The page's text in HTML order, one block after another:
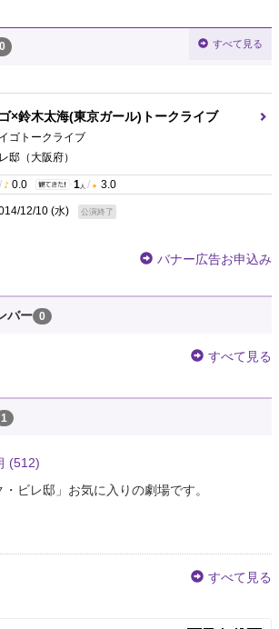
すべて見る
ゴ×鈴木太海(東京ガール)トークライブ
ゴトークライブ
邸 （大阪府）
/ 0.0 1 人 / 3.0
12/10 (水) 公演終了
バナー広告お申込み
バー 0
すべて見る
1
(512)
・ビレ邸」お気に入りの劇場です。
すべて見る